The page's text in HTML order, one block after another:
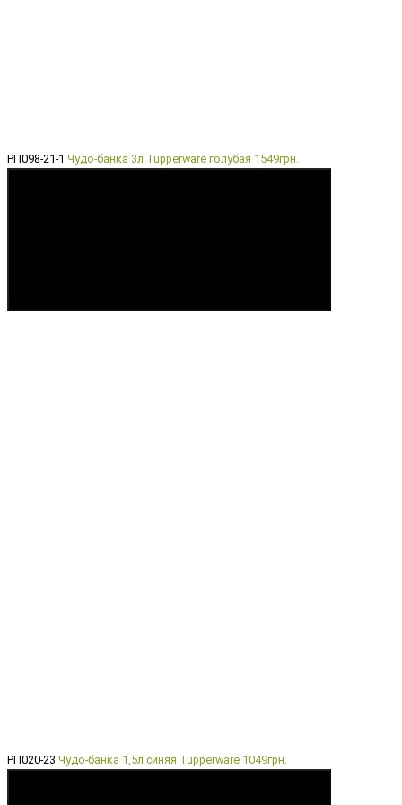
РП098-21-1 Чудо-банка 3л Tupperware голубая 1549грн.
РП020-23 Чудо-банка 1,5л синяя Tupperware 1049грн.